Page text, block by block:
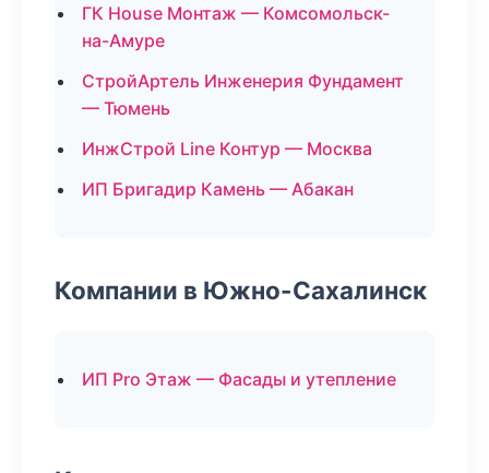
ГК House Монтаж — Комсомольск-
на-Амуре
СтройАртель Инженерия Фундамент
— Тюмень
ИнжСтрой Line Контур — Москва
ИП Бригадир Камень — Абакан
Компании в Южно-Сахалинск
ИП Pro Этаж — Фасады и утепление